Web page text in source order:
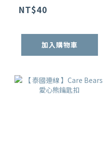
NT$40
加入購物車